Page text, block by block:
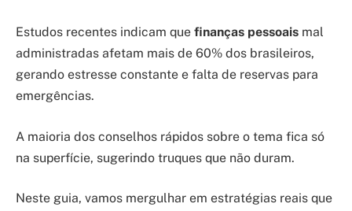
Estudos recentes indicam que finanças pessoais mal
administradas afetam mais de 60% dos brasileiros,
gerando estresse constante e falta de reservas para
emergências.
A maioria dos conselhos rápidos sobre o tema fica só
na superfície, sugerindo truques que não duram.
Neste guia, vamos mergulhar em estratégias reais que